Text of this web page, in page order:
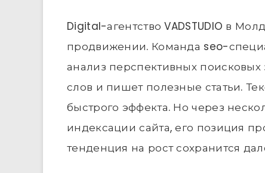
Digital-агентство VADSTUDIO в
продвижении. Команда seo-
анализ перспективных
слов и пишет полезные статьи.
быстрого эффекта. Но через
индексации сайта, его позиция
тенденция на рост сохранится